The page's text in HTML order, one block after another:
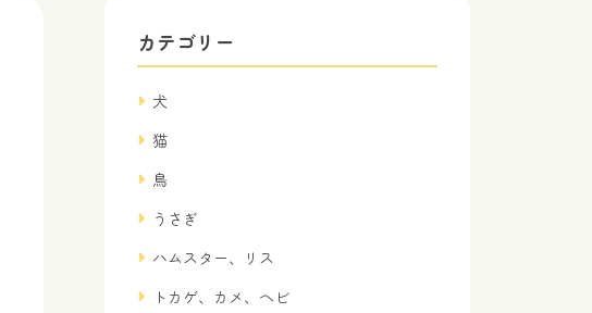
カテゴリー
犬
猫
鳥
うさぎ
ハムスター、リス
トカゲ、カメ、ヘビ